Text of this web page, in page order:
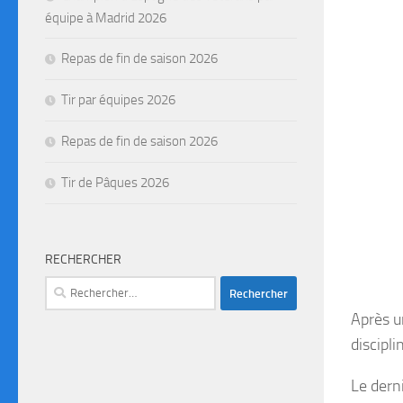
Après
Le
équipe à Madrid 2026
Repas de fin de saison 2026
Tir par équipes 2026
Repas de fin de saison 2026
Tir de Pâques 2026
RECHERCHER